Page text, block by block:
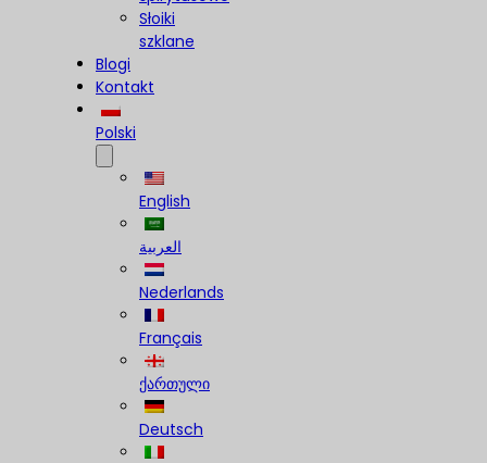
Słoiki
szklane
Blogi
Kontakt
Polski
English
العربية
Nederlands
Français
ქართული
Deutsch